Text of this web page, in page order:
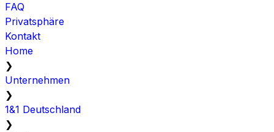
FAQ
Privatsphäre
Kontakt
Home
❯
Unternehmen
❯
1&1 Deutschland
❯